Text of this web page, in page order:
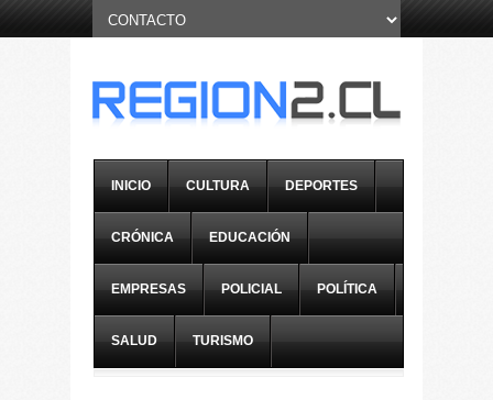
INICIO CULTURA DEPORTES
CRÓNICA EDUCACIÓN
EMPRESAS POLICIAL POLÍTICA
SALUD TURISMO